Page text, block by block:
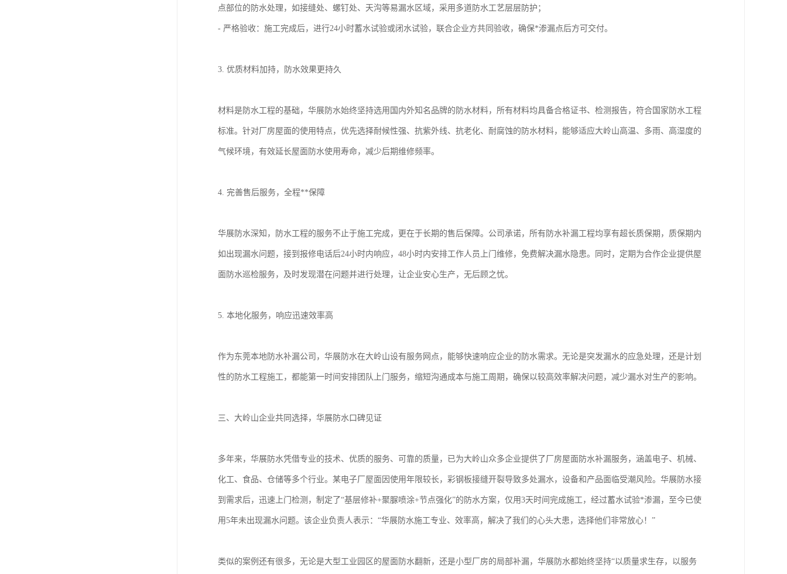
点部位的防水处理，如接缝处、螺钉处、天沟等易漏水区域，采用多道防水工艺层层防护；
- 严格验收：施工完成后，进行24小时蓄水试验或闭水试验，联合企业方共同验收，确保*渗漏点后方可交付。
3. 优质材料加持，防水效果更持久
材料是防水工程的基础，华展防水始终坚持选用国内外知名品牌的防水材料，所有材料均具备合格证书、检测报告，符合国家防水工程
标准。针对厂房屋面的使用特点，优先选择耐候性强、抗紫外线、抗老化、耐腐蚀的防水材料，能够适应大岭山高温、多雨、高湿度的
气候环境，有效延长屋面防水使用寿命，减少后期维修频率。
4. 完善售后服务，全程**保障
华展防水深知，防水工程的服务不止于施工完成，更在于长期的售后保障。公司承诺，所有防水补漏工程均享有超长质保期，质保期内
如出现漏水问题，接到报修电话后24小时内响应，48小时内安排工作人员上门维修，免费解决漏水隐患。同时，定期为合作企业提供屋
面防水巡检服务，及时发现潜在问题并进行处理，让企业安心生产，无后顾之忧。
5. 本地化服务，响应迅速效率高
作为东莞本地防水补漏公司，华展防水在大岭山设有服务网点，能够快速响应企业的防水需求。无论是突发漏水的应急处理，还是计划
性的防水工程施工，都能第一时间安排团队上门服务，缩短沟通成本与施工周期，确保以较高效率解决问题，减少漏水对生产的影响。
三、大岭山企业共同选择，华展防水口碑见证
多年来，华展防水凭借专业的技术、优质的服务、可靠的质量，已为大岭山众多企业提供了厂房屋面防水补漏服务，涵盖电子、机械、
化工、食品、仓储等多个行业。某电子厂屋面因使用年限较长，彩钢板接缝开裂导致多处漏水，设备和产品面临受潮风险。华展防水接
到需求后，迅速上门检测，制定了“基层修补+聚脲喷涂+节点强化”的防水方案，仅用3天时间完成施工，经过蓄水试验*渗漏，至今已使
用5年未出现漏水问题。该企业负责人表示：“华展防水施工专业、效率高，解决了我们的心头大患，选择他们非常放心！”
类似的案例还有很多，无论是大型工业园区的屋面防水翻新，还是小型厂房的局部补漏，华展防水都始终坚持“以质量求生存，以服务